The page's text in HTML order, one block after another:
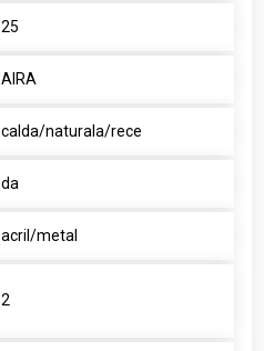
25
AIRA
calda/naturala/rece
da
acril/metal
2